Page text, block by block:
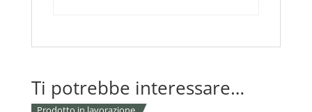
Ti potrebbe interessare…